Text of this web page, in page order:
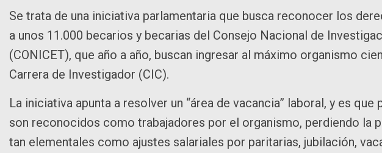
Se trata de una iniciativa parlamentaria que busca reconocer los
a unos 11.000 becarios y becarias del Consejo Nacional de
(CONICET), que año a año, buscan ingresar al máximo organismo
Carrera de Investigador (CIC).
La iniciativa apunta a resolver un “área de vacancia” laboral, y es
son reconocidos como trabajadores por el organismo, perdiendo la
tan elementales como ajustes salariales por paritarias, jubilación,